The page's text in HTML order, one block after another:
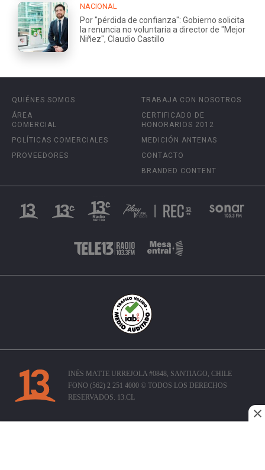
NACIONAL
Por "pérdida de confianza": Gobierno solicita
la renuncia no voluntaria a director de "Mejor
Niñez", Claudio Castillo
QUIÉNES SOMOS
ÁREA
COMERCIAL
POLÍTICAS COMERCIALES
PROVEEDORES
TRABAJA CON NOSOTROS
CERTIFICADO DE
HONORARIOS 2012
MEDICIÓN ANTENAS
CONTACTO
BRANDED CONTENT
INÉS MATTE URREJOLA #0848, SANTIAGO, CHILE
FONO (562) 2 251 4000 © TODOS LOS DERECHOS
RESERVADOS. 13.CL